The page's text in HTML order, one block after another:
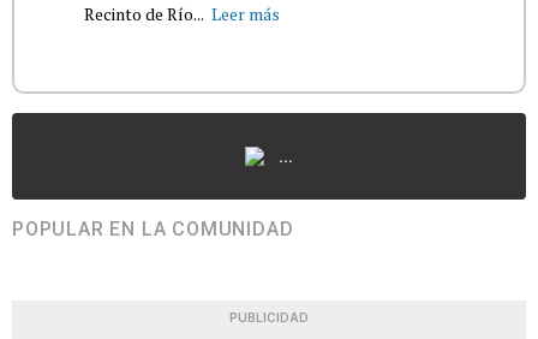
Recinto de Río... Leer más
...
POPULAR EN LA COMUNIDAD
PUBLICIDAD